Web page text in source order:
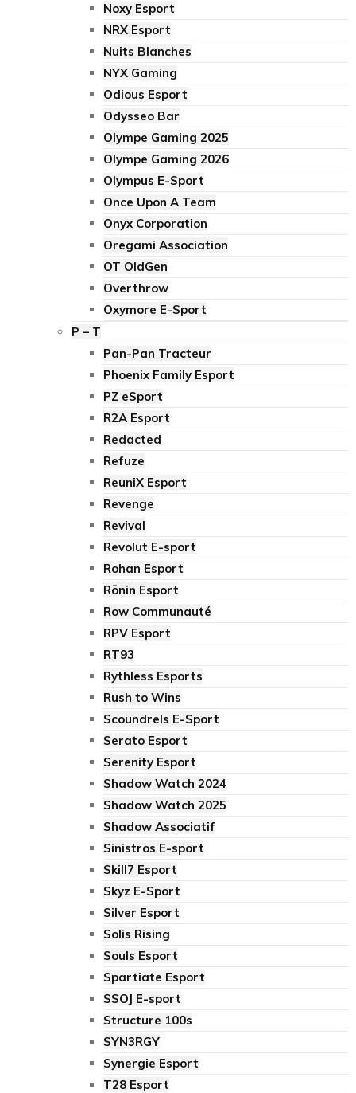
Noxy Esport
NRX Esport
Nuits Blanches
NYX Gaming
Odious Esport
Odysseo Bar
Olympe Gaming 2025
Olympe Gaming 2026
Olympus E-Sport
Once Upon A Team
Onyx Corporation
Oregami Association
OT OldGen
Overthrow
Oxymore E-Sport
P – T
Pan-Pan Tracteur
Phoenix Family Esport
PZ eSport
R2A Esport
Redacted
Refuze
ReuniX Esport
Revenge
Revival
Revolut E-sport
Rohan Esport
Rōnin Esport
Row Communauté
RPV Esport
RT93
Rythless Esports
Rush to Wins
Scoundrels E-Sport
Serato Esport
Serenity Esport
Shadow Watch 2024
Shadow Watch 2025
Shadow Associatif
Sinistros E-sport
Skill7 Esport
Skyz E-Sport
Silver Esport
Solis Rising
Souls Esport
Spartiate Esport
SSOJ E-sport
Structure 100s
SYN3RGY
Synergie Esport
T28 Esport